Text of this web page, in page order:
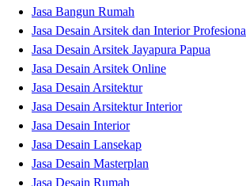
Jasa Bangun Rumah
Jasa Desain Arsitek dan Interior
Jasa Desain Arsitek Jayapura Papua
Jasa Desain Arsitek Online
Jasa Desain Arsitektur
Jasa Desain Arsitektur Interior
Jasa Desain Interior
Jasa Desain Lansekap
Jasa Desain Masterplan
Jasa Desain Rumah